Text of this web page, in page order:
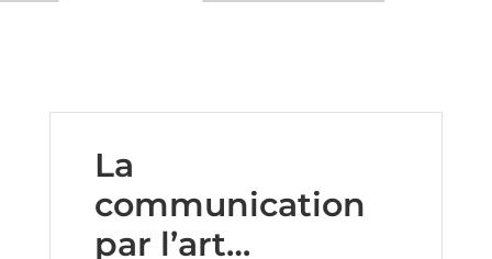
La
communication
par l’art…